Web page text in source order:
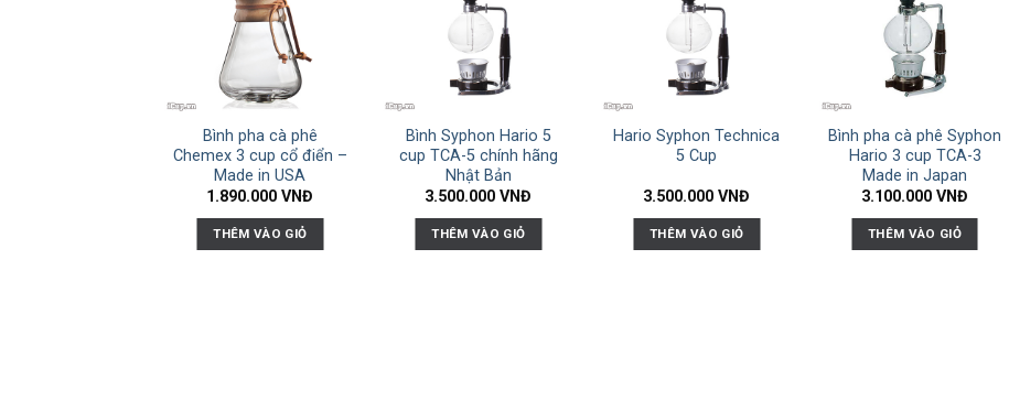
Bình pha cà phê
Chemex 3 cup cổ điển –
Made in USA
1.890.000VNĐ
THÊM VÀO GIỎ
Bình Syphon Hario 5
cup TCA-5 chính hãng
Nhật Bản
3.500.000VNĐ
THÊM VÀO GIỎ
Hario Syphon Technica
5 Cup
3.500.000VNĐ
THÊM VÀO GIỎ
Bình pha cà phê Syphon
Hario 3 cup TCA-3
Made in Japan
3.100.000VNĐ
THÊM VÀO GIỎ